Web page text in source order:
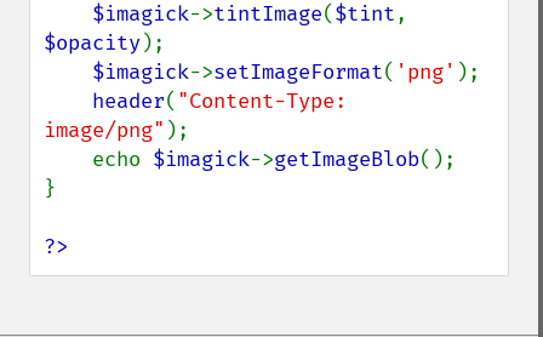
$imagick->tintImage($tint
$opacity);
$imagick->setImageFormat( 'png' );
header( "Content-Type:
image/png" );
    echo
$imagick->getImageBlob();
}
?>
identifyFormat
identifyImage
implodeImage
importImagePixels
inverseFourierTransformImage
labelImage
levelImage
liquidRescaleImage